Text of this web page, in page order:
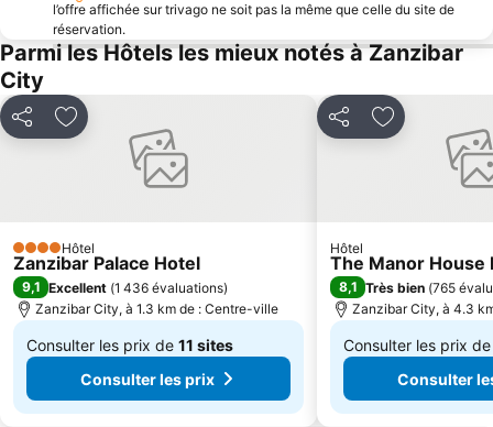
l’offre affichée sur trivago ne soit pas la même que celle du site de
réservation.
Parmi les Hôtels les mieux notés à Zanzibar
City
PartagerAjouter à mes favoris
4 ÉtoilesHôtel
Zanzibar Palace Hotel
9,1 Excellent (1 436 évaluations)
Zanzibar City, à 1.3 km de : Centre-ville
Consulter les prix de 11 sites
De
117 €Consulter les prix
PartagerAjouter à
Hôtel
The Manor House
8,1 Très bien (765
Zanzibar City, à 4.3
Consulter les prix
De
36 € Consulter